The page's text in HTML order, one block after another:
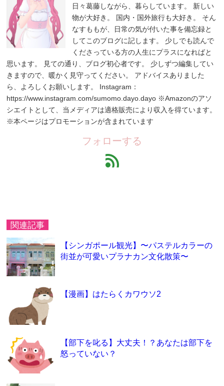
日々葛藤しながら、暮らしています。 新しい
物が大好き。 国内・国外旅行も大好き。 そん
なすももが、日常の気が付いた事を備忘録と
してこのブログに記します。 少しでも読んで
くださっている方の人生にプラスになればと
思います。 見ての通り、ブログ初心者です。 少しずつ編集してい
きますので、暖かく見守ってください。 アドバイスありました
ら、よろしくお願いします。 Instagram：
https://www.instagram.com/sumomo.dayo.dayo ※Amazonのアソ
シエイトとして、当メディアは適格販売により収入を得ています。
※本ページはプロモーションが含まれています
フォローする
feed
関連記事
【シンガポール観光】〜パステルカラーの
街並が可愛いプラナカン文化散策〜
【漫画】はたらくカワウソ2
【部下を叱る】大丈夫！？あなたは部下を
怒っていない？